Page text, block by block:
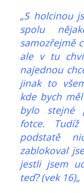
„S holcinou
spolu
samozřejmě
ale v tu
najednou
jinak to
kde bych
bylo stejné
fotce.
podstatě
zablokoval
jestli jsem
teď? (vek 16)„